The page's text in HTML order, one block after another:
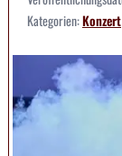
Kategorien:Konzert